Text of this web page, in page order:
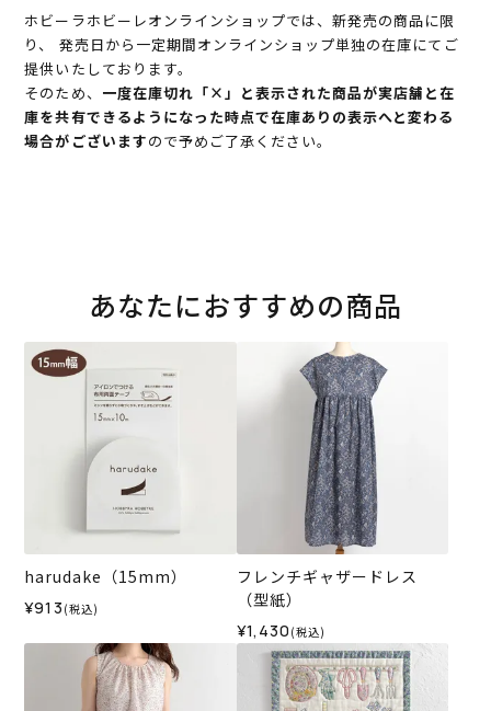
ホビーラホビーレオンラインショップでは、新発売の商品に限
り、 発売日から一定期間オンラインショップ単独の在庫にてご
提供いたしております。
そのため、 一度在庫切れ「×」と表示された商品が実店舗と在
庫を共有できるようになった時点で在庫ありの表示へと変わる
場合がございますので予めご了承ください。
あなたにおすすめの商品
harudake（15mm）
¥913 (税込)
フレンチギャザードレス
（型紙）
¥1,430 (税込)